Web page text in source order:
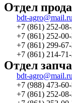
Отдел
bdt-agro@mail.ru
+7 (861) 252-
+7 (861) 252-
+7 (861) 299-
+7 (861) 214-
Отдел
bdt-agro@mail.ru
+7 (988) 473-
+7 (861) 252-